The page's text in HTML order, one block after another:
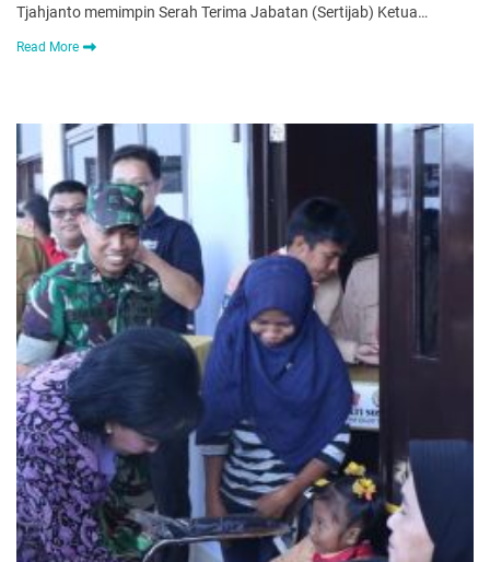
Tjahjanto memimpin Serah Terima Jabatan (Sertijab) Ketua…
Read More